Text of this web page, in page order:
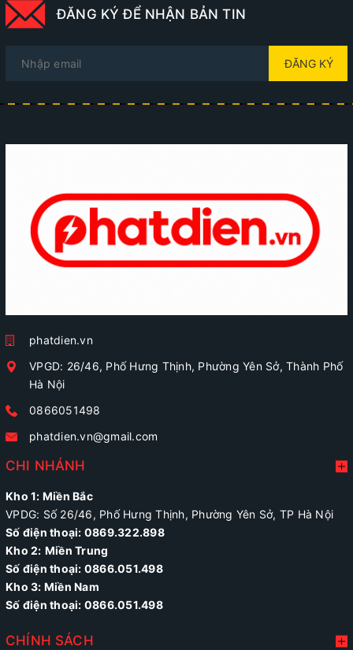
ĐĂNG KÝ ĐỂ NHẬN BẢN TIN
ĐĂNG KÝ
phatdien.vn
VPGD: 26/46, Phố Hưng Thịnh, Phường Yên Sở, Thành Phố
Hà Nội
0866051498
phatdien.vn@gmail.com
CHI NHÁNH
Kho 1: Miền Bắc
VPDG: Số 26/46, Phố Hưng Thịnh, Phường Yên Sở, TP Hà Nội
Số điện thoại: 0869.322.898
Kho 2: Miền Trung
Số điện thoại: 0866.051.498
Kho 3: Miền Nam
Số điện thoại: 0866.051.498
CHÍNH SÁCH